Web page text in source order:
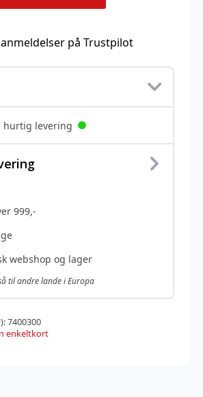
på Trustpilot
hurtig levering
999,-
webshop og lager
til andre lande i Europa
7400300
enkeltkort